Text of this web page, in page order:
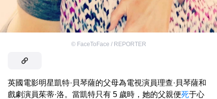
© FaceToFace / REPORTER
英國電影明星凱特·貝琴薩的父母為電視演員理查·貝琴薩和
戲劇演員茱蒂·洛。當凱特只有 5 歲時，她的父親便死于心